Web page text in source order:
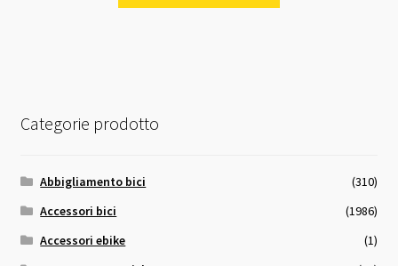
Categorie prodotto
Abbigliamento bici
(310)
Accessori bici
(1986)
Accessori ebike
(1)